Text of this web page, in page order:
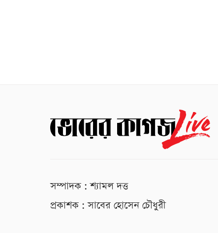
সম্পাদক : শ্যামল দত্ত
প্রকাশক : সাবের হোসেন চৌধুরী